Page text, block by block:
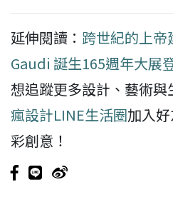
延伸閱讀： 跨世紀的上
Gaudi 誕生165週年大展
想追蹤更多設計、藝術
瘋設計LINE生活圈加入
彩創意！